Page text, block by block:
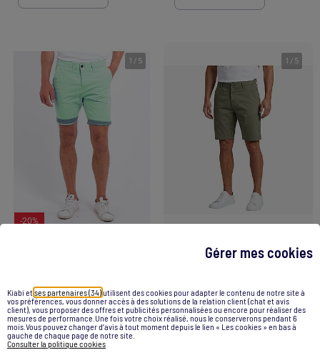
Gérer mes cookies
Kiabi etses partenaires (34)utilisent des cookies pour adapter le contenu de notre site à
vos préférences, vous donner accès à des solutions de la relation client (chat et avis
client), vous proposer des offres et publicités personnalisées ou encore pour réaliser des
mesures de performance.Une fois votre choix réalisé, nous le conserverons pendant 6
mois.Vous pouvez changer d’avis à tout moment depuis le lien « Les cookies » en bas à
gauche de chaque page de notre site.
Consulter la politique cookies
1 / 5
-20%
44,90 € 35,92 €
Voir le produit
1 / 5
26,90 €
Voir le produit